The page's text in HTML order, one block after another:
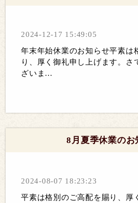
2024-12-17 15:49:05
年末年始休業のお知らせ平素は
り、厚く御礼申し上げます。さ
ざいま...
8月夏季休業のお
2024-08-07 18:23:23
平素は格別のご高配を賜り、厚